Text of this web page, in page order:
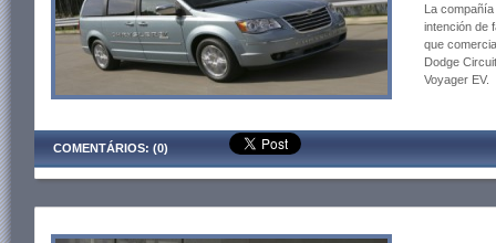
La
intención de
que
Dodge
Voyager EV.
COMENTÁRIOS: (0)